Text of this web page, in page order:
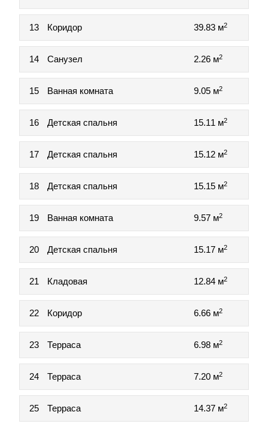
13 Коридор 39.83 м2
14 Санузел 2.26 м2
15 Ванная комната 9.05 м2
16 Детская спальня 15.11 м2
17 Детская спальня 15.12 м2
18 Детская спальня 15.15 м2
19 Ванная комната 9.57 м2
20 Детская спальня 15.17 м2
21 Кладовая 12.84 м2
22 Коридор 6.66 м2
23 Терраса 6.98 м2
24 Терраса 7.20 м2
25 Терраса 14.37 м2